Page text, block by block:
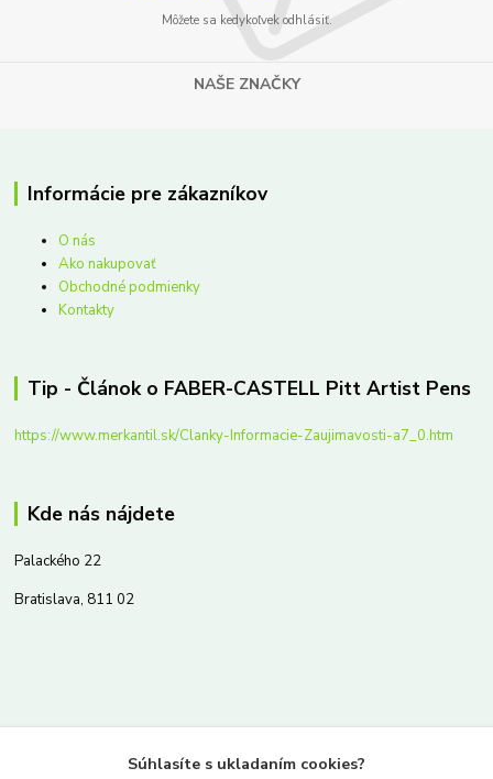
Môžete sa kedykoľvek odhlásiť.
NAŠE ZNAČKY
Informácie pre zákazníkov
O nás
Ako nakupovať
Obchodné podmienky
Kontakty
Tip - Článok o FABER-CASTELL Pitt Artist Pens
https://www.merkantil.sk/Clanky-Informacie-Zaujimavosti-a7_0.htm
Kde nás nájdete
Palackého 22
Bratislava, 811 02
Súhlasíte s ukladaním cookies?